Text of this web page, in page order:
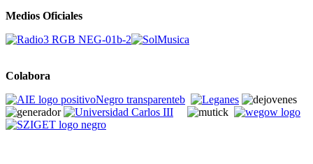
Medios Oficiales
Colabora